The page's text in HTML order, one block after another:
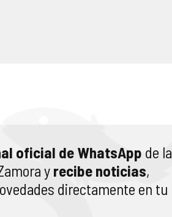
oficial de WhatsApp de la
y recibe noticias,
directamente en tu